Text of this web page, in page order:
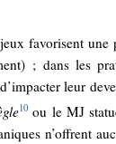
favorisent
; dans les
leur
10 ou le MJ
n’offrent